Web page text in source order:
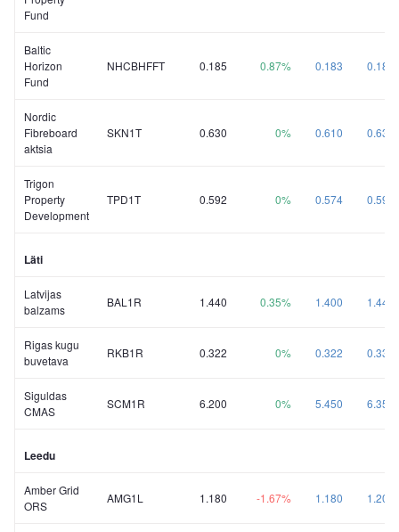
Fund
Baltic
Horizon
Fund
NHCBHFFT 0.185 0.87% 0.183 0.185
Nordic
Fibreboard
aktsia
SKN1T 0.630 0% 0.610 0.630
Trigon
Property
Development
TPD1T 0.592 0% 0.574 0.592
Läti
Latvijas
balzams
BAL1R 1.440 0.35% 1.400 1.440
Rigas kugu
buvetava
RKB1R 0.322 0% 0.322 0.332
Siguldas
CMAS
SCM1R 6.200 0% 5.450 6.350
Leedu
Amber Grid
ORS
AMG1L 1.180 -1.67% 1.180 1.200